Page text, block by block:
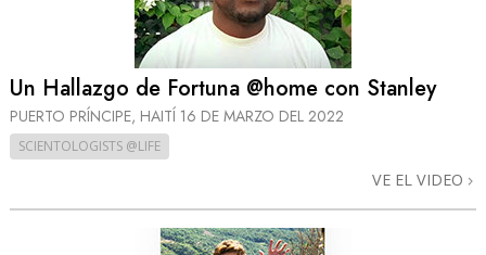
Un Hallazgo de Fortuna @home con Stanley
PUERTO PRÍNCIPE, HAITÍ 16 DE MARZO DEL 2022
SCIENTOLOGISTS @LIFE
VE EL VIDEO